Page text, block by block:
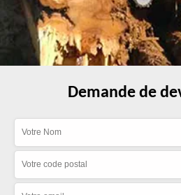
Demande de